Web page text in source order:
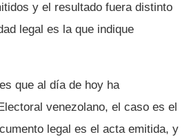
y el resultado fuera distinto
legal es la que indique
que al dí­a de hoy ha
venezolano, el caso es el
legal es el acta emitida, y